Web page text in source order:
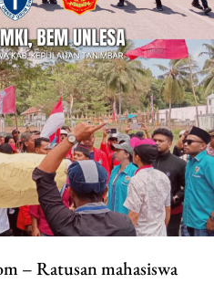
– Ratusan mahasiswa